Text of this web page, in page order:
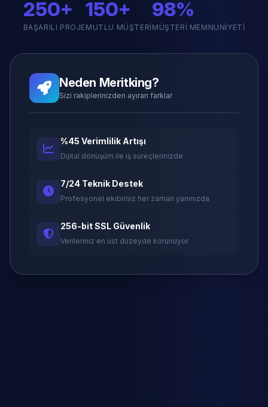
250+
BAŞARILI PROJE
150+
MUTLU MÜŞTERI
98%
MÜŞTERI MEMNUNIYETI
Neden Meritking?
Sizi rakiplerinizden ayıran farklar
%45 Verimlilik Artışı
Dijital dönüşüm ile iş süreçlerinizde
7/24 Teknik Destek
Profesyonel ekibimiz her zaman yanınızda
256-bit SSL Güvenlik
Verileriniz en üst düzeyde korunuyor